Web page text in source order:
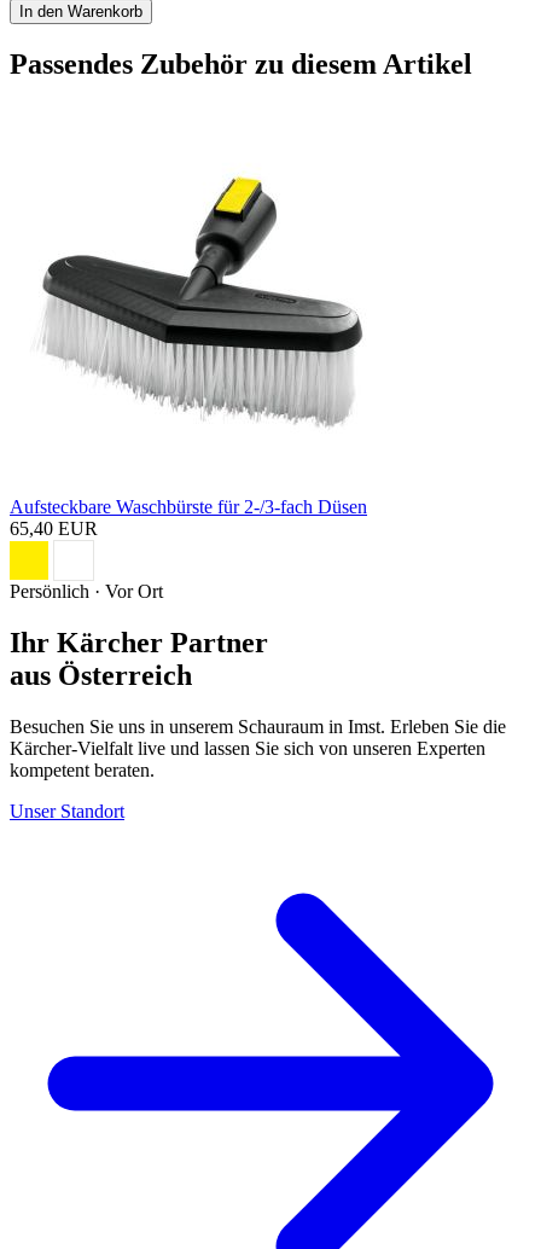
In den Warenkorb
Passendes Zubehör zu diesem Artikel
Aufsteckbare Waschbürste für 2-/3-fach Düsen
65,40 EUR
Persönlich · Vor Ort
Ihr Kärcher Partner
aus Österreich
Besuchen Sie uns in unserem Schauraum in Imst. Erleben Sie die
Kärcher-Vielfalt live und lassen Sie sich von unseren Experten
kompetent beraten.
Unser Standort